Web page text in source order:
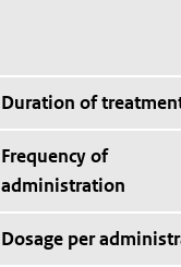
Duration of
Frequency of
administration
Dosage per